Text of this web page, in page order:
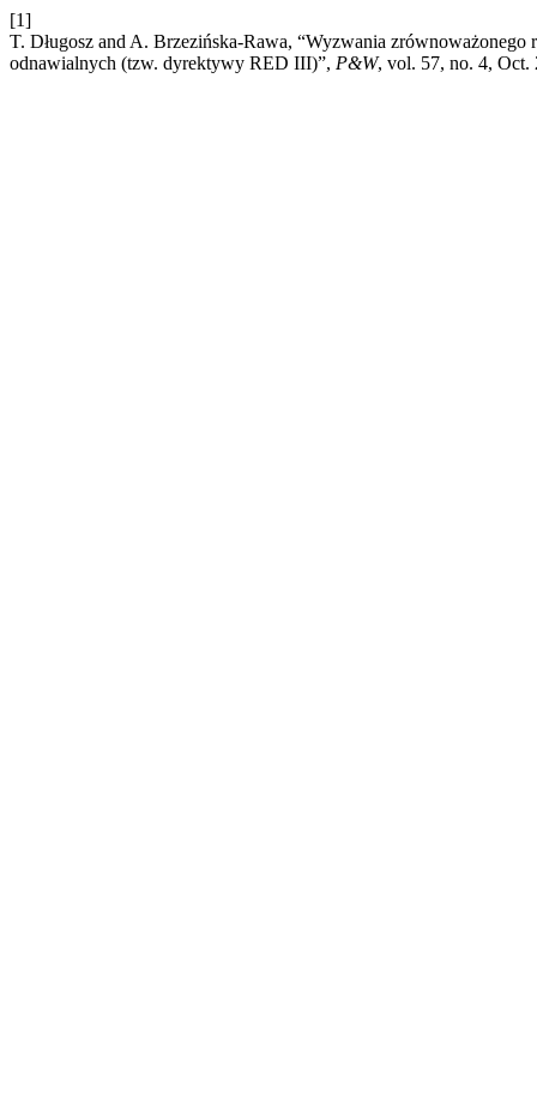
[1]
T. Długosz and A. Brzezińska-Rawa, “Wyzwania
odnawialnych (tzw. dyrektywy RED III)”, P&W, vol. 57, no. 4,